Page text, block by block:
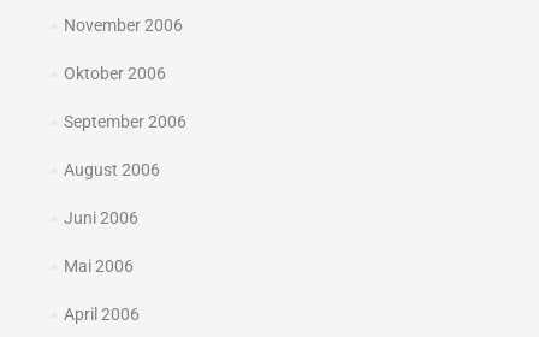
November 2006
Oktober 2006
September 2006
August 2006
Juni 2006
Mai 2006
April 2006